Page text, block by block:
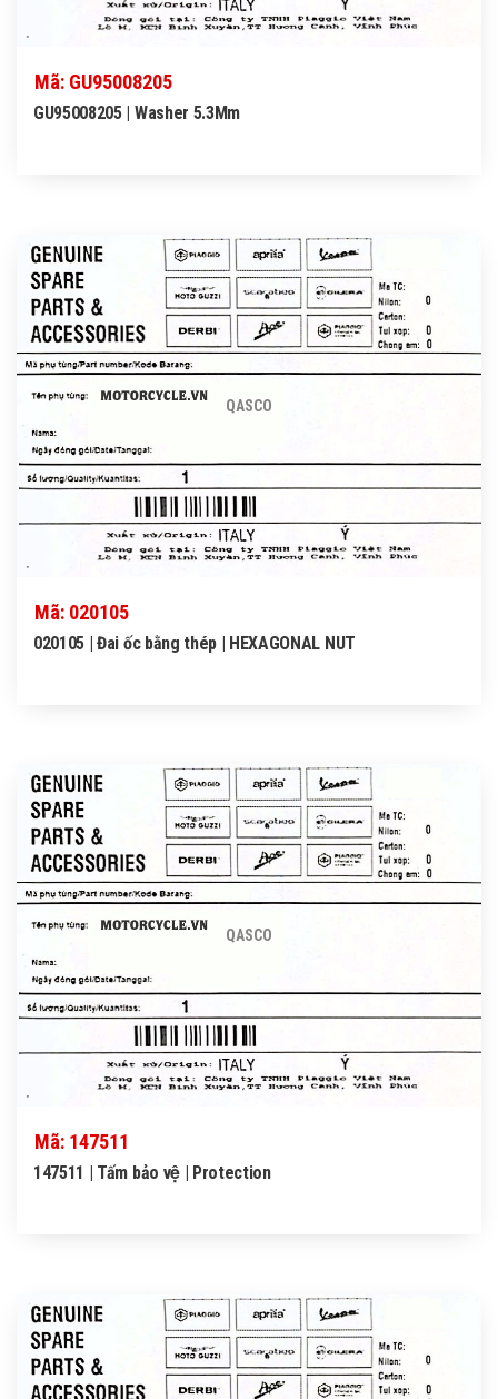
Mã: GU95008205
GU95008205 | Washer 5.3Mm
QASCO
Mã: 020105
020105 | Đai ốc bằng thép | HEXAGONAL NUT
QASCO
Mã: 147511
147511 | Tấm bảo vệ | Protection